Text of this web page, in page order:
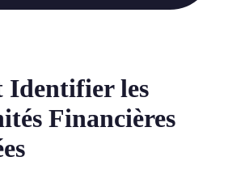
Identifier les
Financières